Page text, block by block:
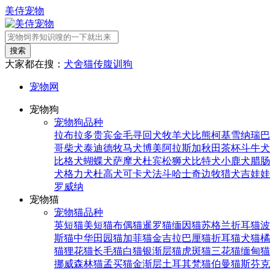
美侍宠物
搜索
大家都在搜： 犬舍猫传腹训狗
宠物网
宠物狗
宠物狗品种
拉布拉多贵宾金毛寻回犬牧羊犬比熊柯基雪纳瑞巴
哥柴犬泰迪德牧马犬博美阿拉斯加秋田茶杯斗牛犬
比格犬蝴蝶犬萨摩犬杜宾松狮犬比特犬小鹿犬腊肠
犬格力犬杜高犬可卡犬法斗哈士奇边牧猎犬吉娃娃
罗威纳
宠物猫
宠物猫品种
英短猫美短猫布偶猫暹罗猫缅因猫苏格兰折耳猫波
斯猫中华田园猫加菲猫金吉拉巴厘猫折耳猫犬猫橘
猫狸花猫长毛猫白猫银渐层猫虎斑猫三花猫缅甸猫
挪威森林猫孟买猫金渐层土耳其梵猫伯曼猫斯芬克